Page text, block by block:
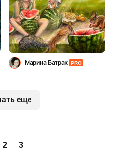
Марина Батрак PRO
еще
2 3